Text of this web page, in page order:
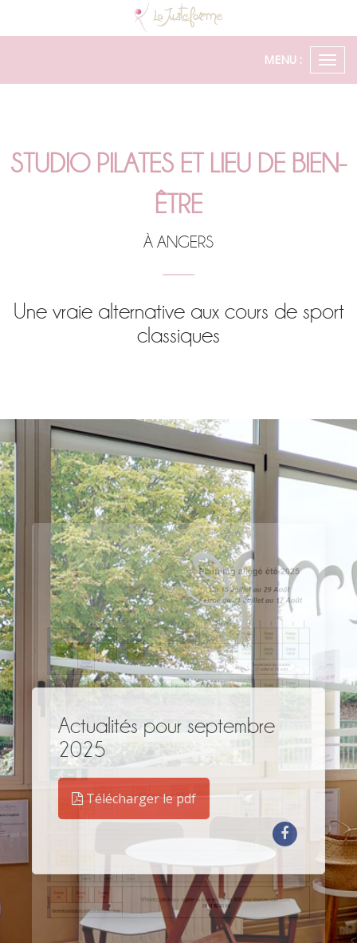
le
MENU :
STUDIO PILATES ET LIEU DE BIEN-
ÊTRE
À ANGERS
Une vraie alternative aux cours de sport
classiques
Actualités pour septembre
2025
Télécharger le pdf